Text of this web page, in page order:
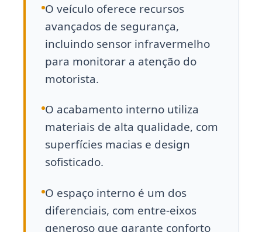
O veículo oferece recursos
avançados de segurança,
incluindo sensor infravermelho
para monitorar a atenção do
motorista.
O acabamento interno utiliza
materiais de alta qualidade, com
superfícies macias e design
sofisticado.
O espaço interno é um dos
diferenciais, com entre-eixos
generoso que garante conforto